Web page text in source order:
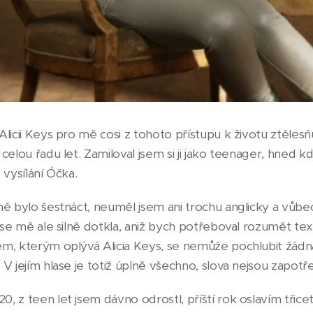
Keys pro mě cosi z tohoto přístupu k životu
řadu let. Zamiloval jsem si ji jako teenager, hned
Óčka.
bylo šestnáct, neuměl jsem ani trochu anglicky a
mě ale silně dotkla, aniž bych potřeboval rozumět
kterým oplývá Alicia Keys, se nemůže pochlubit
jejím hlase je totiž úplně všechno, slova nejsou
z teen let jsem dávno odrostl, příští rok oslavím